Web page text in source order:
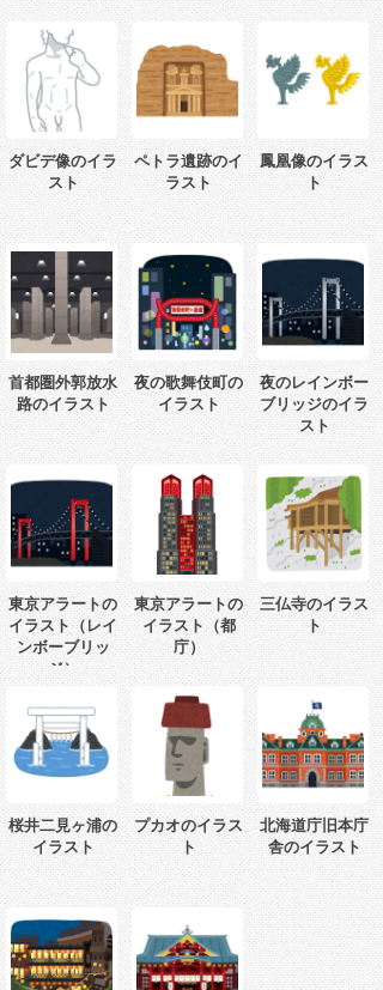
ダビデ像のイラ
スト
ペトラ遺跡のイ
ラスト
鳳凰像のイラス
ト
首都圏外郭放水
路のイラスト
夜の歌舞伎町の
イラスト
夜のレインボー
ブリッジのイラ
スト
東京アラートの
イラスト（レイ
ンボーブリッ
ジ）
東京アラートの
イラスト（都
庁）
三仏寺のイラス
ト
桜井二見ヶ浦の
イラスト
プカオのイラス
ト
北海道庁旧本庁
舎のイラスト